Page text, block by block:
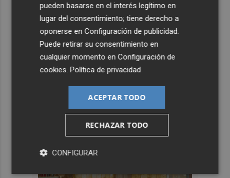
pueden basarse en el interés legítimo en
lugar del consentimiento; tiene derecho a
oponerse enConfiguración de publicidad
Puede retirar su consentimiento en
cualquier momento enConfiguración de
cookies .Política de privacidad
ACEPTAR TODO
RECHAZAR TODO
CONFIGURAR